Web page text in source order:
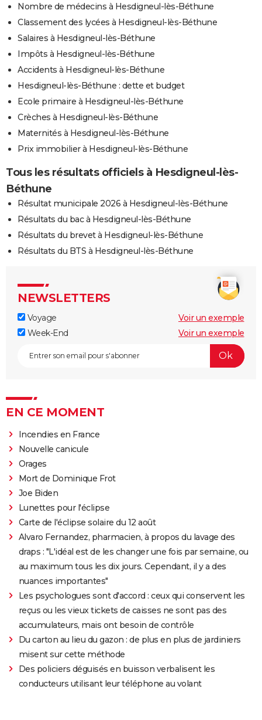
Nombre de médecins à Hesdigneul-lès-Béthune
Classement des lycées à Hesdigneul-lès-Béthune
Salaires à Hesdigneul-lès-Béthune
Impôts à Hesdigneul-lès-Béthune
Accidents à Hesdigneul-lès-Béthune
Hesdigneul-lès-Béthune : dette et budget
Ecole primaire à Hesdigneul-lès-Béthune
Crèches à Hesdigneul-lès-Béthune
Maternités à Hesdigneul-lès-Béthune
Prix immobilier à Hesdigneul-lès-Béthune
Tous les résultats officiels à Hesdigneul-lès-
Béthune
Résultat municipale 2026 à Hesdigneul-lès-Béthune
Résultats du bac à Hesdigneul-lès-Béthune
Résultats du brevet à Hesdigneul-lès-Béthune
Résultats du BTS à Hesdigneul-lès-Béthune
NEWSLETTERS
Voyage
Voir un exemple
Week-End
Voir un exemple
EN CE MOMENT
Incendies en France
Nouvelle canicule
Orages
Mort de Dominique Frot
Joe Biden
Lunettes pour l'éclipse
Carte de l'éclipse solaire du 12 août
Alvaro Fernandez, pharmacien, à propos du lavage des
draps : "L'idéal est de les changer une fois par semaine, ou
au maximum tous les dix jours. Cependant, il y a des
nuances importantes"
Les psychologues sont d'accord : ceux qui conservent les
reçus ou les vieux tickets de caisses ne sont pas des
accumulateurs, mais ont besoin de contrôle
Du carton au lieu du gazon : de plus en plus de jardiniers
misent sur cette méthode
Des policiers déguisés en buisson verbalisent les
conducteurs utilisant leur téléphone au volant